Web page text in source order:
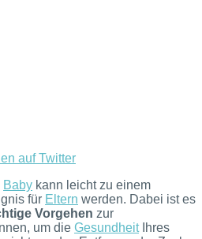
auf Twitter
Baby kann leicht zu einem
für Eltern werden. Dabei ist es
Vorgehen zur
um die GesundheitIhres